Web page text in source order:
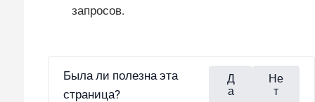
запросов.
Была ли полезна эта
страница?
Д
а
Не
т